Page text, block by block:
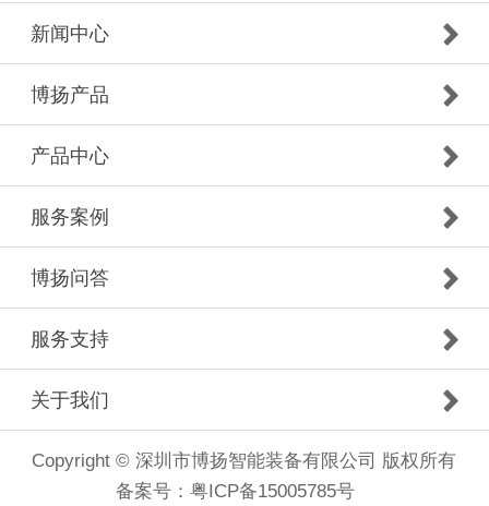
新闻中心
博扬产品
产品中心
服务案例
博扬问答
服务支持
关于我们
Copyright © 深圳市博扬智能装备有限公司 版权所有
备案号： 粤ICP备15005785号